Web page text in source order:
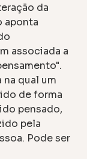
da
aponta
associada a
na qual um
de forma
pensado,
pela
Pode ser